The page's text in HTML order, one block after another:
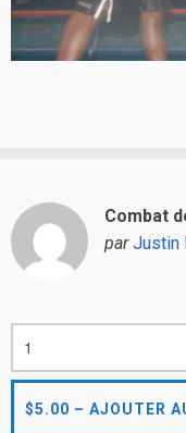
Combat
par Justin